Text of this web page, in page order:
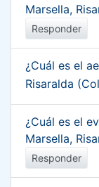
Marsella,
Responder
¿Cuál es el
Risaralda
¿Cuál es el
Marsella,
Responder